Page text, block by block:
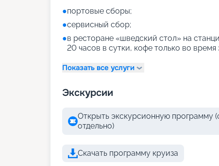
●портовые сборы;
●сервисный сбор;
●в ресторане «шведский стол» на
20 часов в сутки, кофе только во время
Показать все услуги
Экскурсии
Открыть экскурсионную программу
отдельно)
Скачать программу круиза